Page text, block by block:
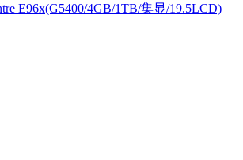
E96x(G5400/4GB/1TB/集显/19.5LCD)